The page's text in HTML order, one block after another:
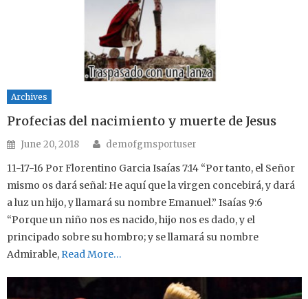
Archives
Profecias del nacimiento y muerte de Jesus
Posted on
June 20, 2018 Author
demofgmsportuser
11-17-16 Por Florentino Garcia Isaías 7:14 “Por tanto, el Señor
mismo os dará señal: He aquí que la virgen concebirá, y dará
a luz un hijo, y llamará su nombre Emanuel.” Isaías 9:6
“Porque un niño nos es nacido, hijo nos es dado, y el
principado sobre su hombro; y se llamará su nombre
Admirable, Read More…